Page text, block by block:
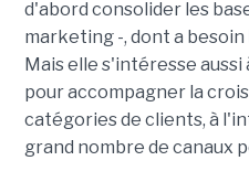
d'abord consolider les
marketing -, dont a
Mais elle s'intéresse
pour accompagner la
catégories de clients, à
grand nombre de canaux